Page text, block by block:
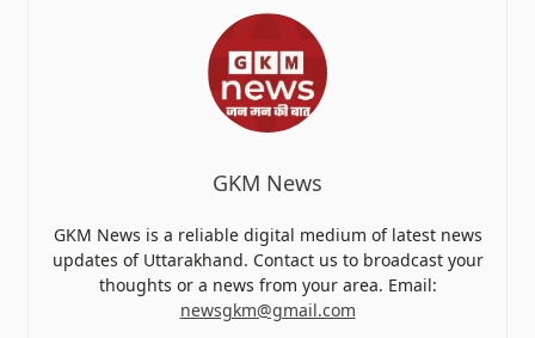
GKM News
GKM News is a reliable digital medium of latest news
updates of Uttarakhand. Contact us to broadcast your
thoughts or a news from your area. Email:
newsgkm@gmail.com